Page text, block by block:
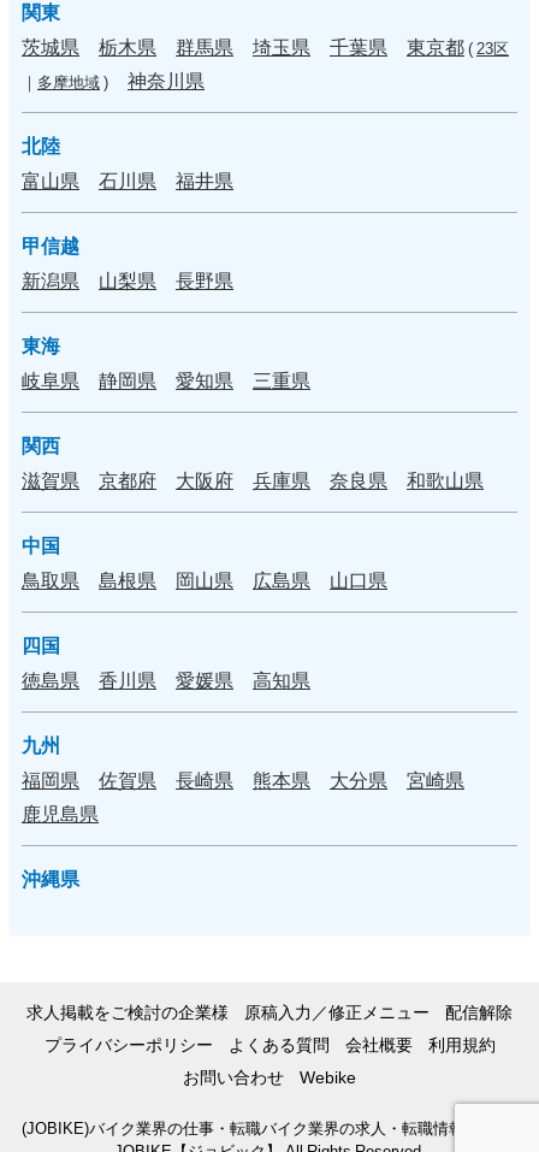
関東
茨城県
栃木県 群馬県 埼玉県 千葉県 東京都 ( 23区
｜ 多摩地域 ) 神奈川県
北陸
富山県
石川県 福井県
甲信越
新潟県
山梨県 長野県
東海
岐阜県
静岡県 愛知県 三重県
関西
滋賀県
京都府 大阪府 兵庫県 奈良県 和歌山県
中国
鳥取県
島根県 岡山県 広島県 山口県
四国
徳島県
香川県 愛媛県 高知県
九州
福岡県
佐賀県 長崎県 熊本県 大分県
宮崎県
鹿児島県
沖縄県
求人掲載をご検討の企業様 原稿入力／修正メニュー
配信解除
プライバシーポリシー
よくある質問 会社概要
利用規約
お問い合わせ
Webike
(JOBIKE)バイク業界の仕事・転職バイク業界の求人・転職情報サイト |